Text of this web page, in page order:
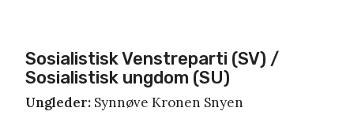
Sosialistisk Venstreparti (SV) /
Sosialistisk ungdom (SU)
Ungleder: Synnøve Kronen Snyen